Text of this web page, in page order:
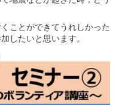
ことができてうれしかった
したいと思います。